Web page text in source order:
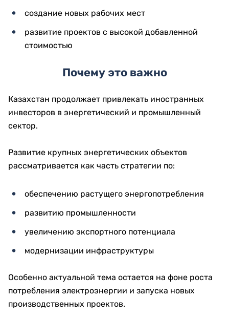
создание новых рабочих мест
развитие проектов с высокой добавленной
стоимостью
Почему это важно
Казахстан продолжает привлекать иностранных
инвесторов в энергетический и промышленный
сектор.
Развитие крупных энергетических объектов
рассматривается как часть стратегии по:
обеспечению растущего энергопотребления
развитию промышленности
увеличению экспортного потенциала
модернизации инфраструктуры
Особенно актуальной тема остается на фоне роста
потребления электроэнергии и запуска новых
производственных проектов.